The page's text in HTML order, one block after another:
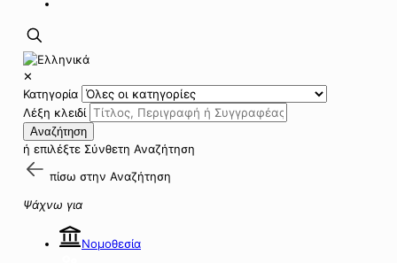
✕
Κατηγορία
Λέξη κλειδί
Αναζήτηση
ή επιλέξτε Σύνθετη Αναζήτηση
πίσω στην Αναζήτηση
Ψάχνω για
Νομοθεσία